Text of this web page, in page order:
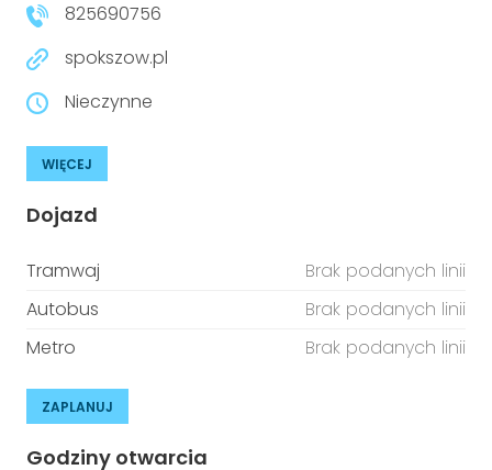
825690756
spokszow.pl
Nieczynne
WIĘCEJ
Dojazd
Tramwaj
Brak podanych linii
Autobus
Brak podanych linii
Metro
Brak podanych linii
ZAPLANUJ
Godziny otwarcia